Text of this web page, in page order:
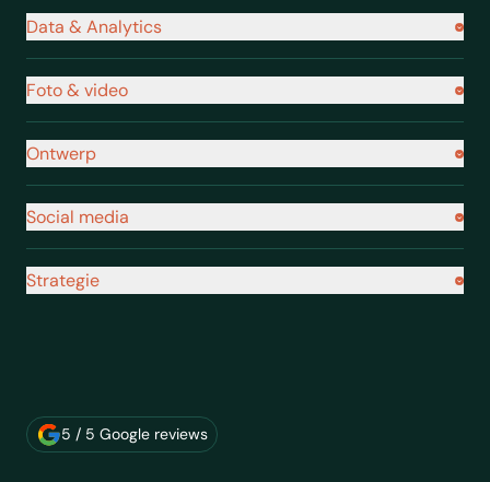
Data & Analytics
Foto & video
Ontwerp
Social media
Strategie
Over ons merk
5 / 5 Google reviews